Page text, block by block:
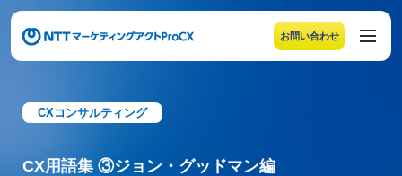
お問い合わせ
メニューの末尾です。Escape キーでメニューを閉じるこ
CXコンサルティング
CX用語集 ③ジョン・グッドマン編